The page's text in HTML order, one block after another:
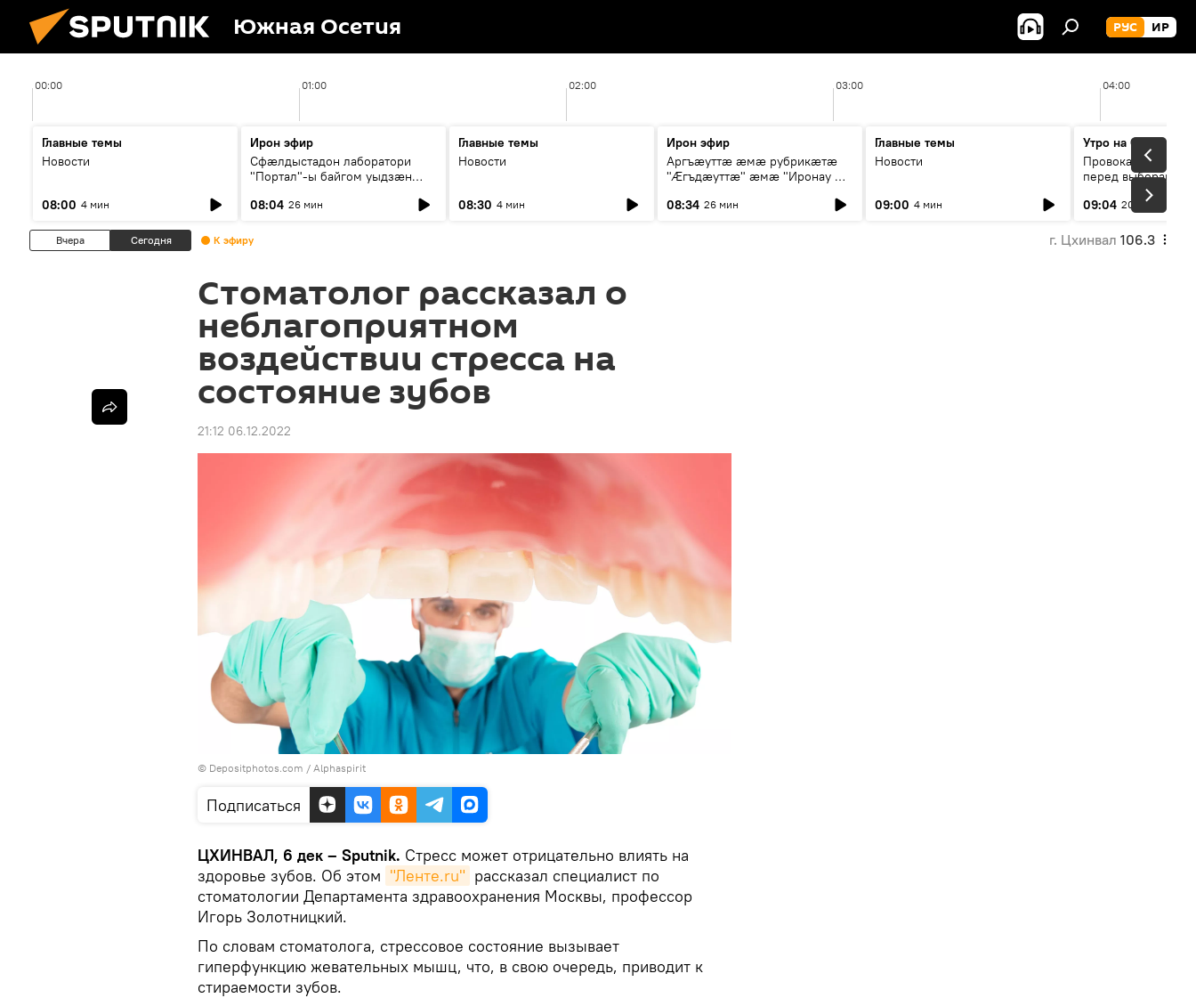
Южная Осетия РУС ИР
00:00 01:00 02:00 03:00 04:00
Главные темы
Новости
08:00 4 мин
Ирон эфир
Сфæлдыстадон лаборатори
"Портал"-ы байгом уыдзæн
Æхсары куыстыты равдыст
08:04 26 мин
Главные темы
Новости
08:30 4 мин
Ирон эфир
Аргъæуттæ æмæ рубрикæтæ
"Æгъдæуттæ" æмæ "Иронау æй
08:34 26 мин
Главные темы
Новости
09:00 4 мин
Утро на Спутнике
Провокации со
перед выборами в
09:04 20 мин
Вчера Сегодня К эфиру г. Цхинвал 106.3
Стоматолог рассказал о
неблагоприятном
воздействии стресса на
состояние зубов
21:12 06.12.2022
© Depositphotos.com / Alphaspirit
Подписаться
ЦХИНВАЛ, 6 дек – Sputnik. Стресс может отрицательно влиять на
здоровье зубов. Об этом "Ленте.ru" рассказал специалист по
стоматологии Департамента здравоохранения Москвы, профессор
Игорь Золотницкий.
По словам стоматолога, стрессовое состояние вызывает
гиперфункцию жевательных мышц, что, в свою очередь, приводит к
стираемости зубов.